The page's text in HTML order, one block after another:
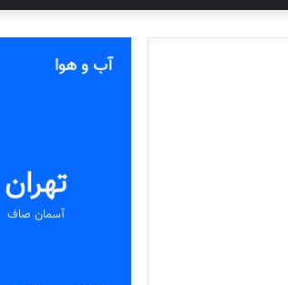
آب و هوا
تهران
آسمان صاف